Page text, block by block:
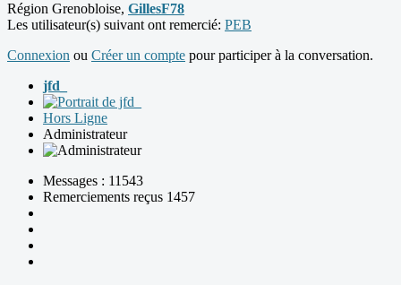
Région Grenobloise, GillesF78
Les utilisateur(s) suivant ont remercié: PEB
Connexion ou Créer un compte pour participer à la conversation.
jfd_
Hors Ligne
Administrateur
Messages : 11543
Remerciements reçus 1457